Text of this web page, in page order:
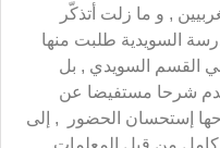
, و ما زلت أتذكّر
السويدية طلبت منها
القسم السويدي , بل
شرحا مستفيضا عن
إستحسان الحضور , إلى